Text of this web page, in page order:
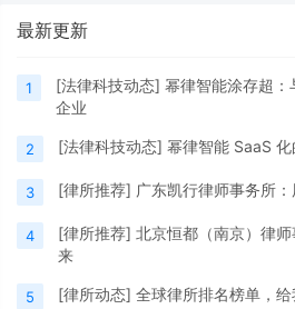
最新更新
1 [法律科技动态] 幂律智能涂存超
企业
2 [法律科技动态] 幂律智能 SaaS
3 [律所推荐] 广东凯行律师事务所
4 [律所推荐] 北京恒都（南京）律
来
5 [律所动态] 全球律所排名榜单，